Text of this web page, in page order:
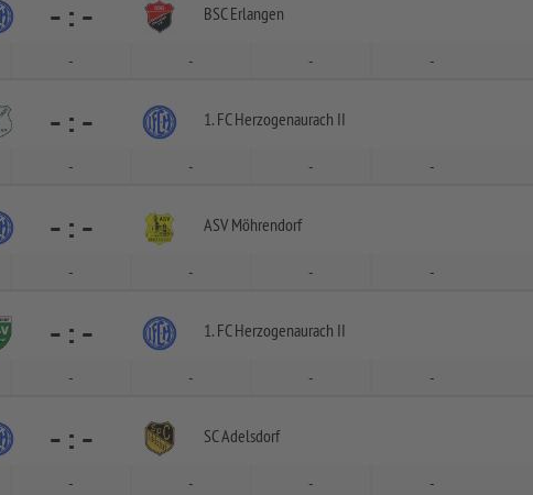
- : - BSC Erlangen
- - - -
- : - 1. FC Herzogenaurach II
- - - -
- : - ASV Möhrendorf
- - - -
- : - 1. FC Herzogenaurach II
- - - -
- : - SC Adelsdorf
- - - -